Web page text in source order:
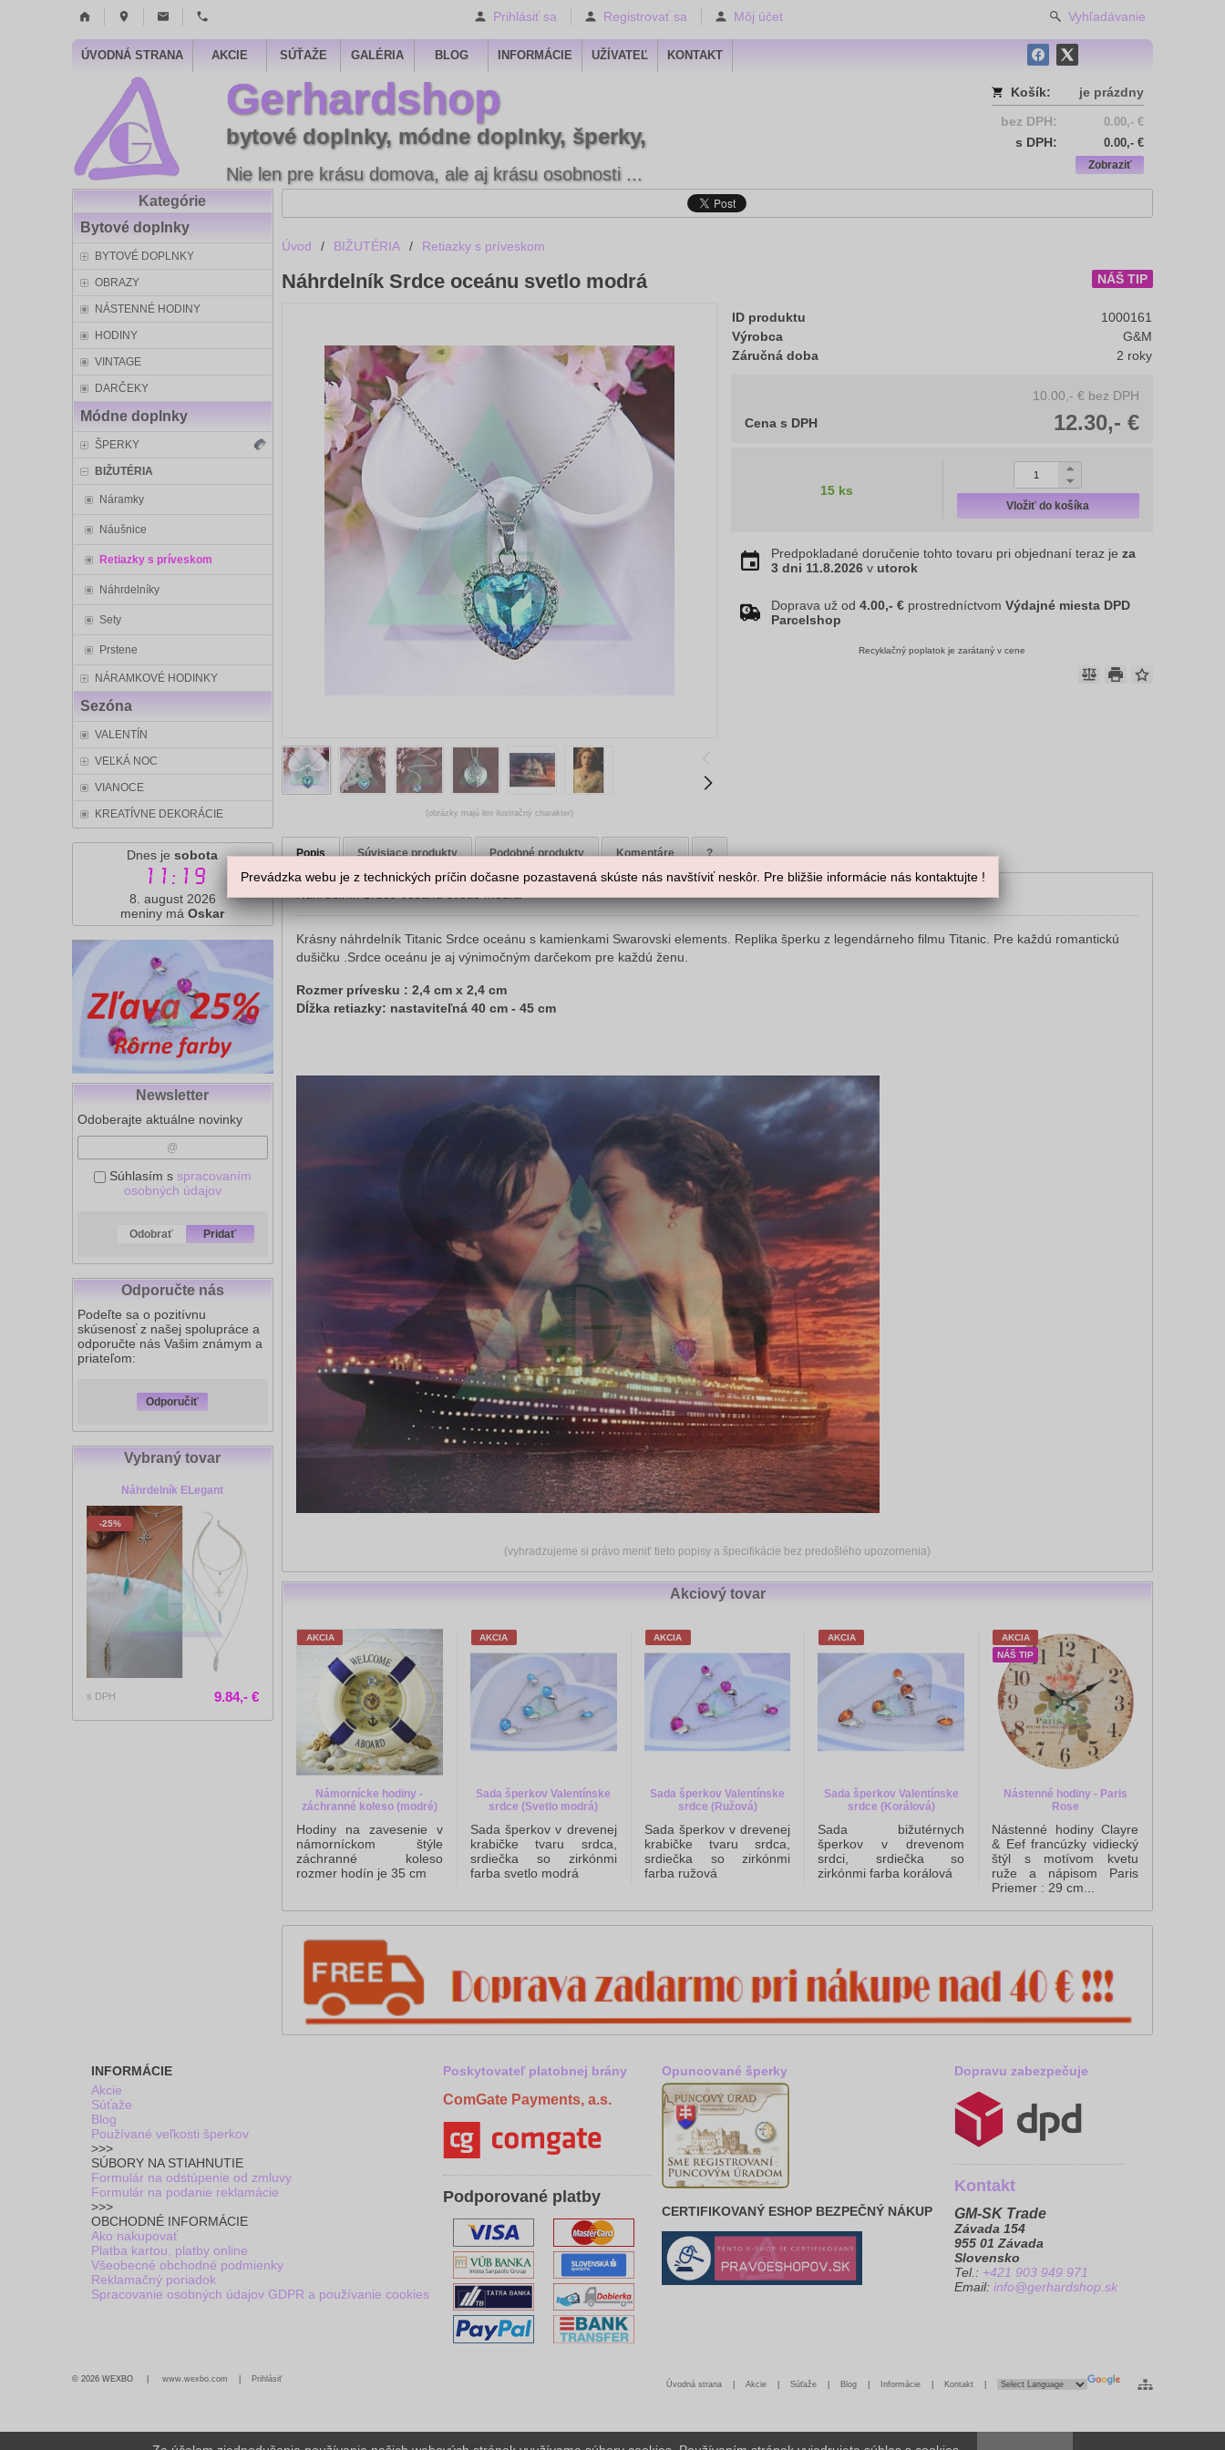
Prihlásiť sa Registrovať sa Môj účet Vyhľadávanie
ÚVODNÁ STRANA AKCIE SÚŤAŽE GALÉRIA BLOG INFORMÁCIE UŽÍVATEĽ KONTAKT
Košík:
je prázdny
bez DPH:
0.00,- €
s DPH: 0.00,- €
Zobraziť
Gerhardshop
bytové doplnky, módne doplnky, šperky,
Nie len pre krásu domova, ale aj krásu osobnosti ...
Kategórie
Bytové doplnky
BYTOVÉ DOPLNKY
OBRAZY
NÁSTENNÉ HODINY
HODINY
VINTAGE
DARČEKY
Módne doplnky
ŠPERKY
BIŽUTÉRIA
Náramky
Náušnice
Retiazky s príveskom
Náhrdelníky
Sety
Prstene
NÁRAMKOVÉ HODINKY
Sezóna
VALENTÍN
VEĽKÁ NOC
VIANOCE
KREATÍVNE DEKORÁCIE
Dnes jesobota
11:19
8. august 2026
meniny máOskar
Newsletter
Odoberajte aktuálne novinky
Súhlasím s spracovaním
osobných údajov
Odobrať Pridať
Odporučte nás
Podeľte sa o pozitívnu
skúsenosť z našej spolupráce a
odporučte nás Vašim známym a
priateľom:
Odporučiť
Vybraný tovar
Náhrdelník ELegant
-25%
s DPH 9.84,- €
Úvod / BIŽUTÉRIA / Retiazky s príveskom
NÁŠ TIP
Náhrdelník Srdce oceánu svetlo modrá
(obrázky majú len ilustračný charakter)
ID produktu
1000161
Výrobca
G&M
Záručná doba
2 roky
10.00,- € bez DPH
12.30,- €
Cena s DPH
15 ks
Vložiť do košíka
Predpokladané doručenie tohto tovaru pri objednaní teraz jeza
3 dni 11.8.2026 v utorok
Doprava už od4.00,- € prostredníctvomVýdajné miesta DPD
Parcelshop
Recyklačný poplatok je zarátaný v cene
Popis Súvisiace produkty Podobné produkty Komentáre ?
Náhrdelník Srdce oceánu svetlo modrá
Krásny náhrdelník Titanic Srdce oceánu s kamienkami Swarovski elements. Replika šperku z legendárneho filmu Titanic. Pre každú romantickú
dušičku .Srdce oceánu je aj výnimočným darčekom pre každú ženu.
Rozmer prívesku : 2,4 cm x 2,4 cm
Dĺžka retiazky: nastaviteľná 40 cm - 45 cm
(vyhradzujeme si právo meniť tieto popisy a špecifikácie bez predošlého upozornenia)
Akciový tovar
AKCIA
Námornícke hodiny -
záchranné koleso (modré)
Hodiny na zavesenie v
námorníckom štýle
záchranné koleso
rozmer hodín je 35 cm
AKCIA
Sada šperkov Valentínske
srdce (Svetlo modrá)
Sada šperkov v drevenej
krabičke tvaru srdca,
srdiečka so zirkónmi
farba svetlo modrá
AKCIA
Sada šperkov Valentínske
srdce (Ružová)
Sada šperkov v drevenej
krabičke tvaru srdca,
srdiečka so zirkónmi
farba ružová
AKCIA
Sada šperkov Valentínske
srdce (Korálová)
Sada bižutérnych
šperkov v drevenom
srdci, srdiečka so
zirkónmi farba korálová
AKCIA
NÁŠ TIP
Nástenné hodiny - Paris
Rose
Nástenné hodiny Clayre
& Eef francúzky vidiecký
štýl s motívom kvetu
ruže a nápisom Paris
Priemer : 29 cm...
INFORMÁCIE
Akcie
Súťaže
Blog
Používané veľkosti šperkov
>>>
SÚBORY NA STIAHNUTIE
Formulár na odstúpenie od zmluvy
Formulár na podanie reklamácie
>>>
OBCHODNÉ INFORMÁCIE
Ako nakupovať
Platba kartou, platby online
Všeobecné obchodné podmienky
Reklamačný poriadok
Spracovanie osobných údajov GDPR a používanie cookies
Poskytovateľ platobnej brány
ComGate Payments, a.s.
Podporované platby
Opuncované šperky
CERTIFIKOVANÝ ESHOP BEZPEČNÝ NÁKUP
Dopravu zabezpečuje
Kontakt
GM-SK Trade
Závada 154
955 01 Závada
Slovensko
Tel.: +421 903 949 971
Email: info@gerhardshop.sk
© 2026 WEXBO | www.wexbo.com Prihlásiť
Úvodná strana Akcie Súťaže Blog Informácie Kontakt
Prevádzka webu je z technických príčin dočasne pozastavená skúste nás navštíviť neskôr. Pre bližšie informácie nás kontaktujte !